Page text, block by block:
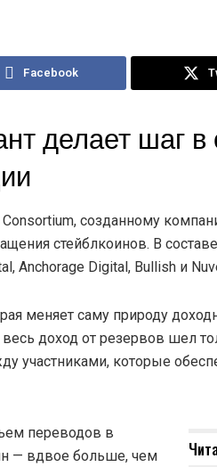
Facebook
делает шаг в
созданному
стейблкоинов. В
Anchorage Digital, Bullish и
меняет саму природу
доход от резервов шел
участниками, которые
переводов в
— вдвое больше, чем